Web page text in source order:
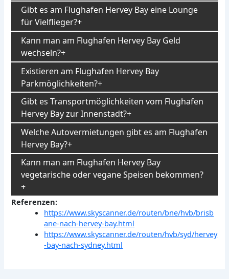
Gibt es am Flughafen Hervey Bay eine Lounge
für Vielflieger?
Kann man am Flughafen Hervey Bay Geld
wechseln?
Existieren am Flughafen Hervey Bay
Parkmöglichkeiten?
Gibt es Transportmöglichkeiten vom Flughafen
Hervey Bay zur Innenstadt?
Welche Autovermietungen gibt es am Flughafen
Hervey Bay?
Kann man am Flughafen Hervey Bay
vegetarische oder vegane Speisen bekommen?
Referenzen:
https://www.skyscanner.de/routen/bne/hvb/brisb
ane-nach-hervey-bay.html
https://www.skyscanner.de/routen/hvb/syd/hervey
-bay-nach-sydney.html